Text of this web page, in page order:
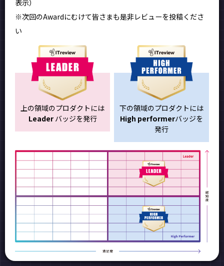
表示）
※次回のAwardにむけて皆さまも是非レビューを投稿くださ
い
上の領域のプロダクトには
Leaderバッジを発行
下の領域のプロダクトには
High performerバッジを
発行